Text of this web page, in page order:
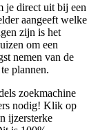
je direct uit bij een
aangeeft welke
zijn is het
om een
nemen van de
plannen.
zoekmachine
nodig! Klik op
ijzersterke